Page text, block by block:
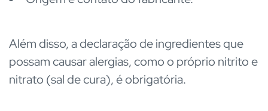
Além disso, a declaração de ingredientes que
possam causar alergias, como o próprio nitrito e
nitrato (sal de cura), é obrigatória.